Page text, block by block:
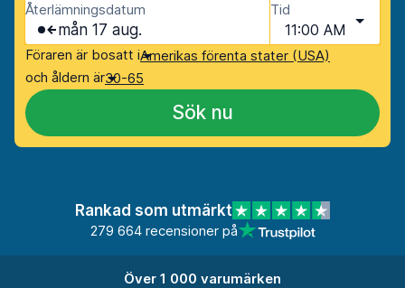
Återlämningsdatum
mån 17 aug.
Tid
11:00 AM
Föraren är bosatt iAmerikas förenta stater (USA)
och åldern är30-65
Sök nu
Rankad som utmärkt
279 664 recensioner på
Över 1 000 varumärken